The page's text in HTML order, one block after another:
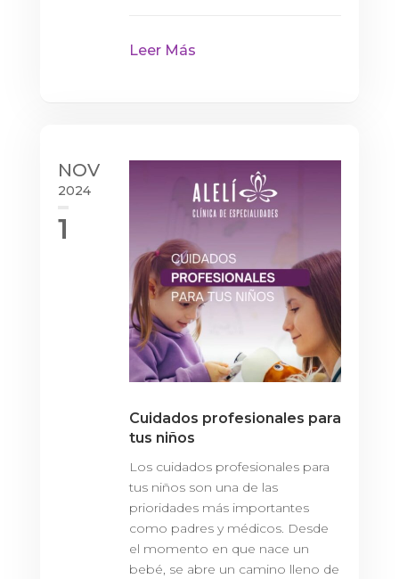
Leer Más
NOV
2024
1
Cuidados profesionales para
tus niños
Los cuidados profesionales para
tus niños son una de las
prioridades más importantes
como padres y médicos. Desde
el momento en que nace un
bebé, se abre un camino lleno de